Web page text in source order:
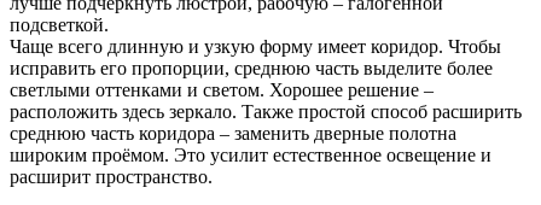
подсветкой.
Чаще всего длинную и узкую форму имеет коридор. Чтобы
исправить его пропорции, среднюю часть выделите более
светлыми оттенками и светом. Хорошее решение –
расположить здесь зеркало. Также простой способ расширить
среднюю часть коридора – заменить дверные полотна
широким проёмом. Это усилит естественное освещение и
расширит пространство.